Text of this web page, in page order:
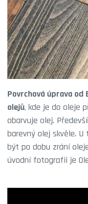
Povrchová úprava od
olejů, kde je do oleje
obarvuje olej.
barevný olej skvěle.
být po dobu zrání
úvodní fotografii je